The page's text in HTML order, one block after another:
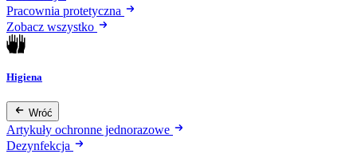
Pracownia protetyczna
Zobacz wszystko
Higiena
Wróć
Artykuły ochronne jednorazowe
Dezynfekcja